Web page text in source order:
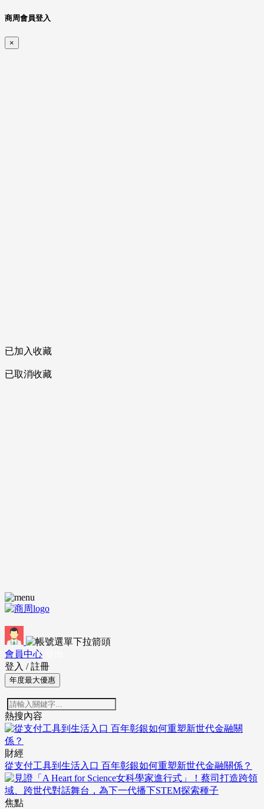
商周會員登入
×
已加入收藏
已取消收藏
會員中心
登入 / 註冊
年度最大優惠
熱搜內容
財經
從支付工具到生活入口 百年彰銀如何重塑新世代金融關係？
焦點